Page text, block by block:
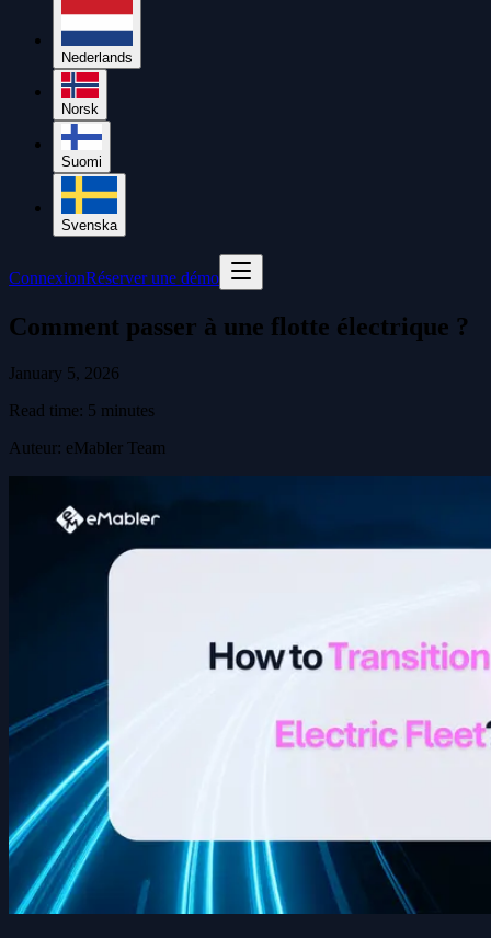
Nederlands
Norsk
Suomi
Svenska
ConnexionRéserver une démo
Comment passer à une flotte électrique ?
January 5, 2026
Read time: 5 minutes
Auteur: eMabler Team